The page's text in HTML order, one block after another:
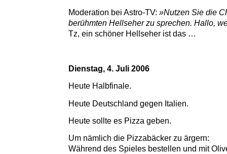
Moderation bei Astro-TV: »Nutzen Sie die
berühmten Hellseher zu sprechen. Hallo,
Tz, ein schöner Hellseher ist das …
Dienstag, 4. Juli 2006
Heute Halbfinale.
Heute Deutschland gegen Italien.
Heute sollte es Pizza geben.
Um nämlich die Pizzabäcker zu ärgern:
Während des Spieles bestellen und mit